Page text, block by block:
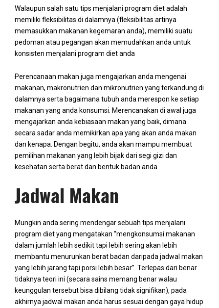
Walaupun salah satu tips menjalani program diet adalah
memiliki fleksibilitas di dalamnya (fleksibilitas artinya
memasukkan makanan kegemaran anda), memiliki suatu
pedoman atau pegangan akan memudahkan anda untuk
konsisten menjalani program diet anda
Perencanaan makan juga mengajarkan anda mengenai
makanan, makronutrien dan mikronutrien yang terkandung di
dalamnya serta bagaimana tubuh anda merespon ke setiap
makanan yang anda konsumsi. Merencanakan di awal juga
mengajarkan anda kebiasaan makan yang baik, dimana
secara sadar anda memikirkan apa yang akan anda makan
dan kenapa. Dengan begitu, anda akan mampu membuat
pemilihan makanan yang lebih bijak dari segi gizi dan
kesehatan serta berat dan bentuk badan anda
Jadwal Makan
Mungkin anda sering mendengar sebuah tips menjalani
program diet yang mengatakan “mengkonsumsi makanan
dalam jumlah lebih sedikit tapi lebih sering akan lebih
membantu menurunkan berat badan daripada jadwal makan
yang lebih jarang tapi porsi lebih besar”. Terlepas dari benar
tidaknya teori ini (secara sains memang benar walau
keunggulan tersebut bisa dibilang tidak signifikan), pada
akhirnya jadwal makan anda harus sesuai dengan gaya hidup